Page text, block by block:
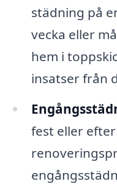
städning på
vecka eller
hem i
insatser från
fest eller